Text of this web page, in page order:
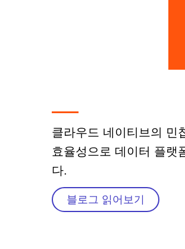
클라우드 네이티브의 민
효율성으로 데이터 플랫
다.
블로그 읽어보기